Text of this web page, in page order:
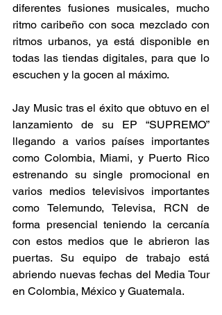
diferentes fusiones musicales, mucho
ritmo caribeño con soca mezclado con
ritmos urbanos, ya está disponible en
todas las tiendas digitales, para que lo
escuchen y la gocen al máximo.
Jay Music tras el éxito que obtuvo en el
lanzamiento de su EP “SUPREMO”
llegando a varios países importantes
como Colombia, Miami, y Puerto Rico
estrenando su single promocional en
varios medios televisivos importantes
como Telemundo, Televisa, RCN de
forma presencial teniendo la cercanía
con estos medios que le abrieron las
puertas. Su equipo de trabajo está
abriendo nuevas fechas del Media Tour
en Colombia, México y Guatemala.